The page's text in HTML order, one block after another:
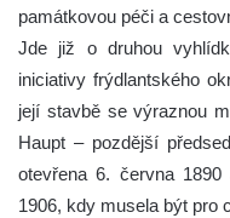
památkovou péči a
Jde již o druhou
iniciativy frýdlantského
její stavbě se výraznou
Haupt – pozdější
otevřena 6. června
1906, kdy musela být pro